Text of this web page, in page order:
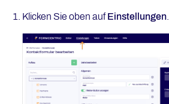
Klicken Sie oben auf Einstellungen.